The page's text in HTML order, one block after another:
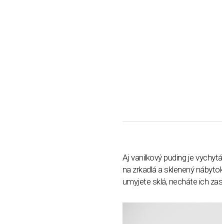
Aj vanilkový puding je
na zrkadlá a sklenený
umyjete sklá, necháte ich